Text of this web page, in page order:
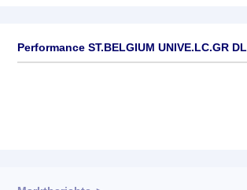
Performance ST.BELGIUM UNIVE.LC.GR DL